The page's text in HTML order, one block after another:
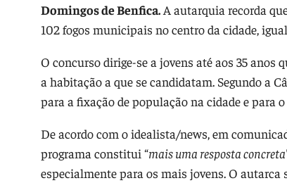
Domingos de Benfica. A autarquia recorda
102 fogos municipais no centro da cidade,
O concurso dirige-se a jovens até aos 35 anos
a habitação a que se candidatam. Segundo a
para a fixação de população na cidade e para o
De acordo com o idealista/news, em
programa constitui “mais uma resposta
especialmente para os mais jovens. O